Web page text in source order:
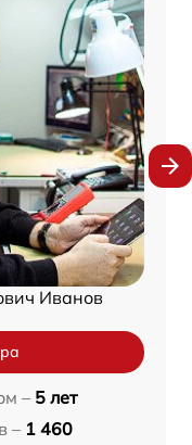
Иванов
– 5 лет
– 1 460